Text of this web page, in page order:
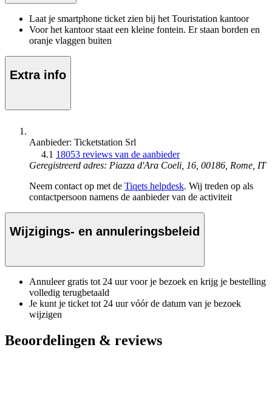
Laat je smartphone ticket zien bij het Touristation kantoor
Voor het kantoor staat een kleine fontein. Er staan borden en
oranje vlaggen buiten
Extra info
Aanbieder: Ticketstation Srl
4.1 18053 reviews van de aanbieder
Geregistreerd adres: Piazza d'Ara Coeli, 16, 00186, Rome, IT
Neem contact op met de Tiqets helpdesk. Wij treden op als
contactpersoon namens de aanbieder van de activiteit
Wijzigings- en annuleringsbeleid
Annuleer gratis tot 24 uur voor je bezoek en krijg je bestelling
volledig terugbetaald
Je kunt je ticket tot 24 uur vóór de datum van je bezoek
wijzigen
Beoordelingen & reviews